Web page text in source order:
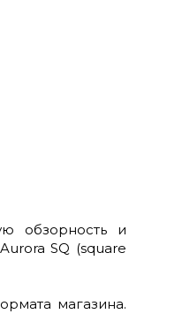
обзорность и
SQ (square
магазина.